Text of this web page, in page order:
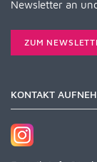
Newsletter an
ZUM
KONTAKT